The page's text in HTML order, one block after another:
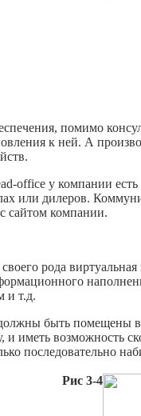
помимо
к ней. А
office у компании
или дилеров.
сайтом компании.
рода
и т.д.
быть помещены в
иметь возможность
последовательно
Рис 3-4